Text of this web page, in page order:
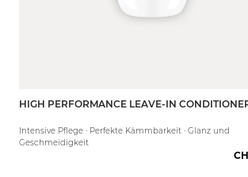
250 ml
HIGH PERFORMANCE LEAVE-IN
Intensive Pflege · Perfekte Kämmbarkeit · Glanz und
Geschmeidigkeit
50 ml